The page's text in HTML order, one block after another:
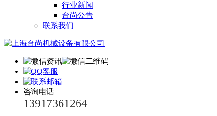
行业新闻
台尚公告
联系我们
咨询电话
13917361264